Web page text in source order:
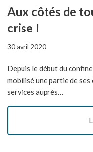
Aux côtés de
crise !
30 avril 2020
Depuis le début du
mobilisé une partie de
services auprès…